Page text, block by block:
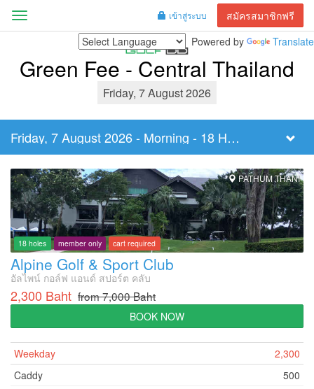
เข้าสู่ระบบ สมัครสมาชิกฟรี
Menu
Powered by
Translate
Green Fee - Central Thailand
Friday, 7 August 2026
Filter
Tee
Time
Friday, 7 August 2026 - Morning - 18 Holes
PATHUM THANI
18 holes member only cart required
Alpine Golf & Sport Club
อัลไพน์ กอล์ฟ แอนด์ สปอร์ต คลับ
2,300 Baht from 7,000 Baht
BOOK NOW
Weekday
2,300
Caddy
500